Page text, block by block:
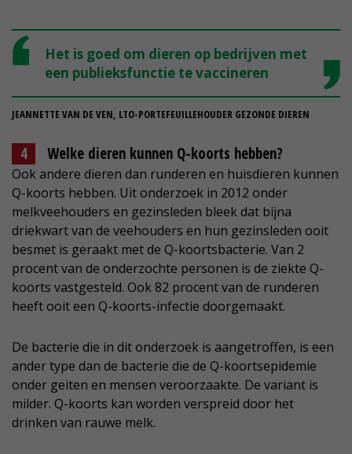
Het is goed om dieren op bedrijven met
een publieksfunctie te vaccineren
JEANNETTE VAN DE VEN, LTO-PORTEFEUILLEHOUDER GEZONDE DIEREN
Welke dieren kunnen Q-koorts hebben?
Ook andere dieren dan runderen en huisdieren kunnen
Q-koorts hebben. Uit onderzoek in 2012 onder
melkveehouders en gezinsleden bleek dat bijna
driekwart van de veehouders en hun gezinsleden ooit
besmet is geraakt met de Q-koortsbacterie. Van 2
procent van de onderzochte personen is de ziekte Q-
koorts vastgesteld. Ook 82 procent van de runderen
heeft ooit een Q-koorts-infectie doorgemaakt.
De bacterie die in dit onderzoek is aangetroffen, is een
ander type dan de bacterie die de Q-koortsepidemie
onder geiten en mensen veroorzaakte. De variant is
milder. Q-koorts kan worden verspreid door het
drinken van rauwe melk.